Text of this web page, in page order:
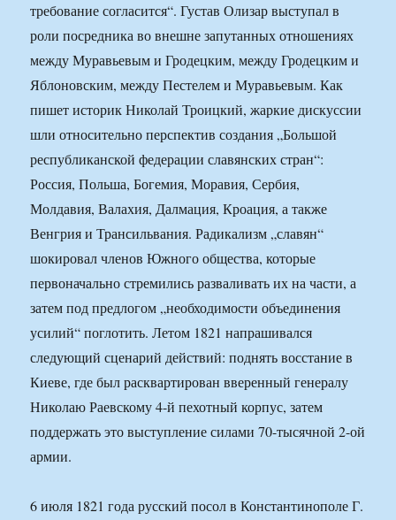
требование согласится“. Густав Олизар выступал в
роли посредника во внешне запутанных отношениях
между Муравьевым и Гродецким, между Гродецким и
Яблоновским, между Пестелем и Муравьевым. Как
пишет историк Николай Троицкий, жаркие дискуссии
шли относительно перспектив создания „Большой
республиканской федерации славянских стран“:
Россия, Польша, Богемия, Моравия, Сербия,
Молдавия, Валахия, Далмация, Кроация, а также
Венгрия и Трансильвания. Радикализм „славян“
шокировал членов Южного общества, которые
первоначально стремились разваливать их на части, а
затем под предлогом „необходимости объединения
усилий“ поглотить. Летом 1821 напрашивался
следующий сценарий действий: поднять восстание в
Киеве, где был расквартирован вверенный генералу
Николаю Раевскому 4-й пехотный корпус, затем
поддержать это выступление силами 70-тысячной 2-ой
армии.
6 июля 1821 года русский посол в Константинополе Г.